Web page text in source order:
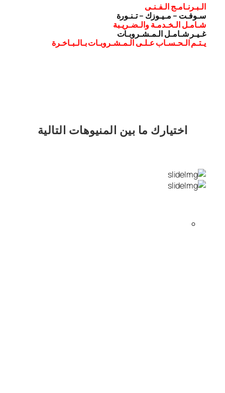
الـبـرنـامـج الـفـنـى
سـوفـت – مـيـوزك – تـنـورة
شـامـل الـخـدمـة والـضـريـبة
غـيـر شـامـل الـمـشـروبـات
يـتـم الـحـسـاب عـلـى الـمـشـروبـات بـالـبـاخـرة
اختيارك ما بين المنيوهات التالية